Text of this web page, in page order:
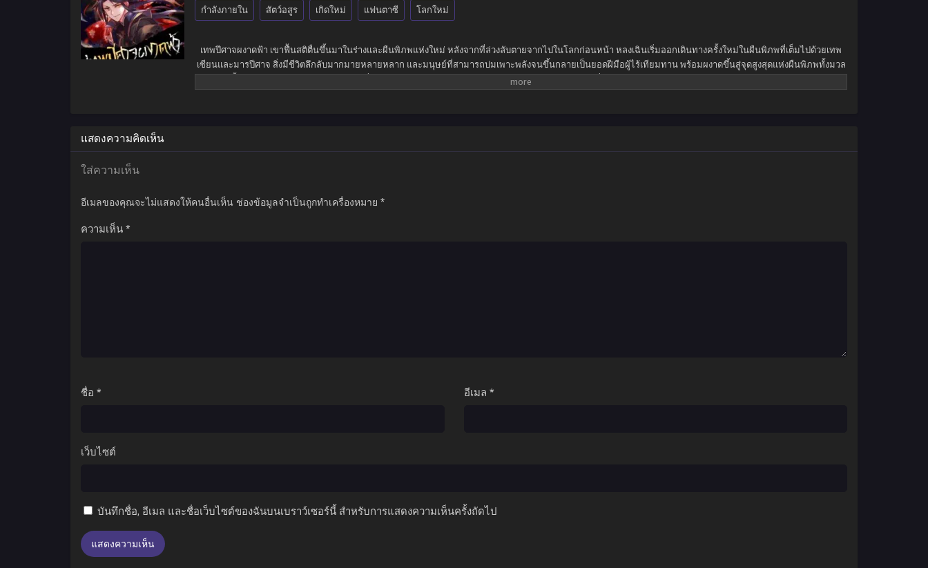
กำลังภายใน สัตว์อสูร เกิดใหม่ แฟนตาซี โลกใหม่
เทพปีศาจผงาดฟ้า เขาฟื้นสติตื่นขึ้นมาในร่างและผืนพิภพแห่งใหม่ หลังจากที่ล่วงลับตายจากไปในโลกก่อนหน้า หลงเฉินเริ่มออกเดินทางครั้งใหม่ในผืนพิภพที่เต็มไปด้วยเทพ
เซียนและมารปีศาจ สิ่งมีชีวิตลึกลับมากมายหลายหลาก และมนุษย์ที่สามารถบ่มเพาะพลังจนขึ้นกลายเป็นยอดฝีมือผู้ไร้เทียมทาน พร้อมผงาดขึ้นสู่จุดสูงสุดแห่งผืนพิภพทั้งมวล
หนทางเบื้องหน้าของเขามิได้เรียบง่ายอย่างที่คิด จำต้องฝ่าฟันอุปสรรคมากมายเกินคณานับ สังหารทุกคนที่เข้าขัดขวาง ยอดผู้ฝึกยุทธ์พเนจรท่องโลกาท้ายุทธภพสุดขอบฟ้า
แสดงความคิดเห็น
ใส่ความเห็น
อีเมลของคุณจะไม่แสดงให้คนอื่นเห็น ช่องข้อมูลจำเป็นถูกทำเครื่องหมาย *
ความเห็น *
ชื่อ * อีเมล *
เว็บไซต์
บันทึกชื่อ, อีเมล และชื่อเว็บไซต์ของฉันบนเบราว์เซอร์นี้ สำหรับการแสดงความเห็นครั้งถัดไป